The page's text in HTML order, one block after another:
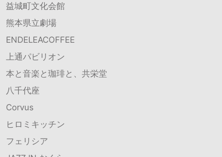
益城町文化会館
熊本県立劇場
ENDELEACOFFEE
上通パビリオン
本と音楽と珈琲と、共栄堂
八千代座
Corvus
ヒロミキッチン
フェリシア